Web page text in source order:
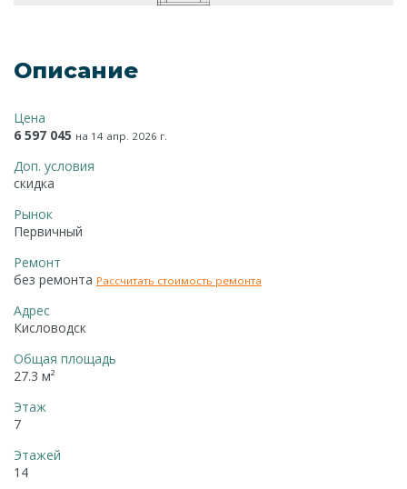
Описание
Цена
6 597 045 на 14 апр. 2026 г.
Доп. условия
скидка
Рынок
Первичный
Ремонт
без ремонта Рассчитать стоимость ремонта
Адрес
Кисловодск
Общая площадь
27.3 м²
Этаж
7
Этажей
14